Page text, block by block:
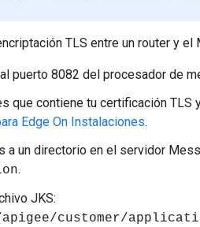
TLS entre un router y el
puerto 8082 del procesador de
que contiene tu certificación TLS
Edge On Instalaciones.
a un directorio en el servidor
.
JKS:
customer/